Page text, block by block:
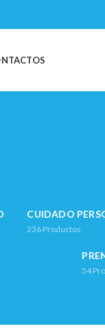
CUIDADO
236 Productos
54